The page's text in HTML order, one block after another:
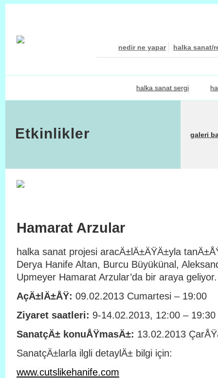
nedir ne yapar halka sanat/
halka sanat sergi
Etkinlikler galeri
Hamarat Arzular
halka sanat projesi aracÄ±lÄ±ÄŸÄ±yla
Derya Hanife Altan, Burcu Büyükünal,
Upmeyer Hamarat Arzular’da bir araya geliyor.
AçÄ±lÄ±ÅŸ: 09.02.2013 Cumartesi – 19:00
Ziyaret saatleri: 9-14.02.2013, 12:00 – 19:30
SanatçÄ± konuÅŸmasÄ±: 13.02.2013
SanatçÄ±larla ilgli detaylÄ± bilgi için:
www.cutslikehanife.com